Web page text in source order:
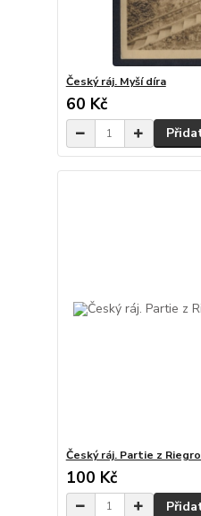
Český ráj. Myší díra
60 Kč
Český ráj. Partie z
100 Kč